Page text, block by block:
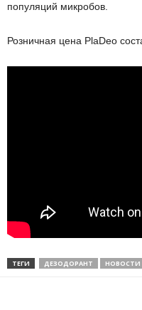
популяций микробов.
Розничная цена PlaDeo
ТЕГИ ДЕЗОДОРАНТ НОВОСТИ